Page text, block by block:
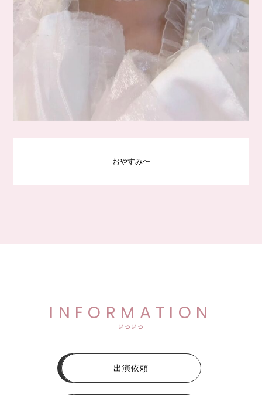
おやすみ〜
INFORMATION
いろいろ
出演依頼